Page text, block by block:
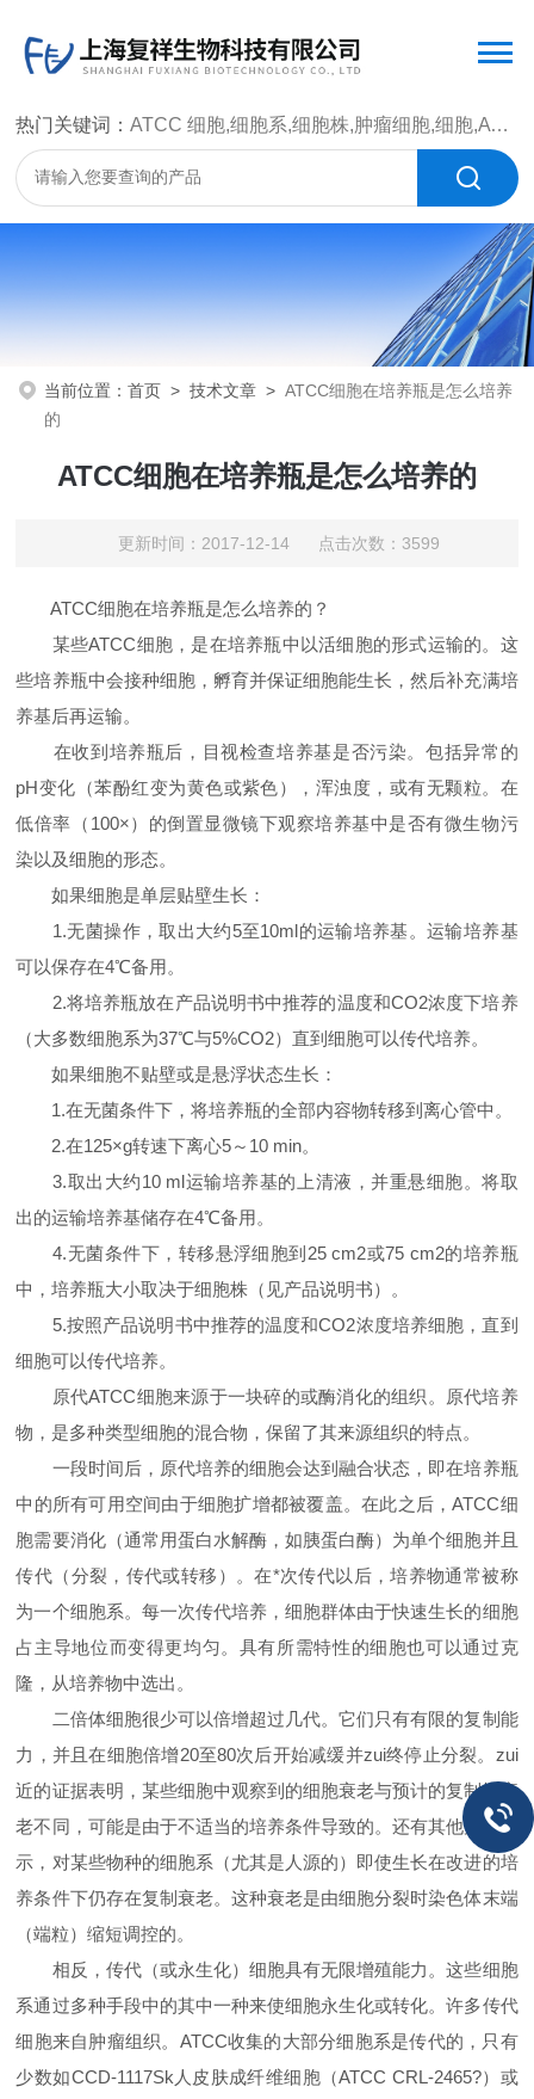
热门关键词：ATCC 细胞,细胞系,细胞株,肿瘤细胞,细胞,ATCC 菌种，CMCC 菌种，标准菌株，质控菌种，微生物菌种，菌株，菌种
当前位置：首页 >技术文章 >ATCC细胞在培养瓶是怎么培养
的
ATCC细胞在培养瓶是怎么培养的
更新时间：2017-12-14 点击次数：3599
ATCC细胞在培养瓶是怎么培养的？
某些ATCC细胞，是在培养瓶中以活细胞的形式运输的。这
些培养瓶中会接种细胞，孵育并保证细胞能生长，然后补充满培
养基后再运输。
在收到培养瓶后，目视检查培养基是否污染。包括异常的
pH变化（苯酚红变为黄色或紫色），浑浊度，或有无颗粒。在
低倍率（100×）的倒置显微镜下观察培养基中是否有微生物污
染以及细胞的形态。
如果细胞是单层贴壁生长：
1.无菌操作，取出大约5至10ml的运输培养基。运输培养基
可以保存在4℃备用。
2.将培养瓶放在产品说明书中推荐的温度和CO2浓度下培养
（大多数细胞系为37℃与5%CO2）直到细胞可以传代培养。
如果细胞不贴壁或是悬浮状态生长：
1.在无菌条件下，将培养瓶的全部内容物转移到离心管中。
2.在125×g转速下离心5～10 min。
3.取出大约10 ml运输培养基的上清液，并重悬细胞。将取
出的运输培养基储存在4℃备用。
4.无菌条件下，转移悬浮细胞到25 cm2或75 cm2的培养瓶
中，培养瓶大小取决于细胞株（见产品说明书）。
5.按照产品说明书中推荐的温度和CO2浓度培养细胞，直到
细胞可以传代培养。
原代ATCC细胞来源于一块碎的或酶消化的组织。原代培养
物，是多种类型细胞的混合物，保留了其来源组织的特点。
一段时间后，原代培养的细胞会达到融合状态，即在培养瓶
中的所有可用空间由于细胞扩增都被覆盖。在此之后，ATCC细
胞需要消化（通常用蛋白水解酶，如胰蛋白酶）为单个细胞并且
传代（分裂，传代或转移）。在*次传代以后，培养物通常被称
为一个细胞系。每一次传代培养，细胞群体由于快速生长的细胞
占主导地位而变得更均匀。具有所需特性的细胞也可以通过克
隆，从培养物中选出。
二倍体细胞很少可以倍增超过几代。它们只有有限的复制能
力，并且在细胞倍增20至80次后开始减缓并zui终停止分裂。zui
近的证据表明，某些细胞中观察到的细胞衰老与预计的复制性衰
老不同，可能是由于不适当的培养条件导致的。还有其他数据显
示，对某些物种的细胞系（尤其是人源的）即使生长在改进的培
养条件下仍存在复制衰老。这种衰老是由细胞分裂时染色体末端
（端粒）缩短调控的。
相反，传代（或永生化）细胞具有无限增殖能力。这些细胞
系通过多种手段中的其中一种来使细胞永生化或转化。许多传代
细胞来自肿瘤组织。ATCC收集的大部分细胞系是传代的，只有
少数如CCD-1117Sk人皮肤成纤维细胞（ATCC CRL-2465?）或